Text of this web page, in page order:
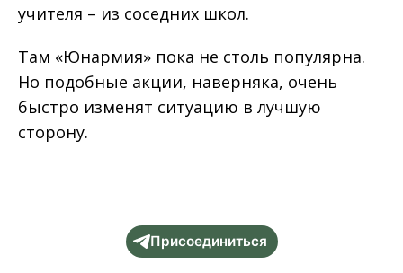
учителя – из соседних школ.
Там «Юнармия» пока не столь популярна.
Но подобные акции, наверняка, очень
быстро изменят ситуацию в лучшую
сторону.
Присоединиться